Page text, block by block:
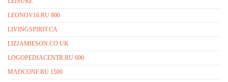
LEONOV16.RU 800
LIVINGSPIRIT.CA
LIZJAMIESON.CO.UK
LOGOPEDIACENTR.RU 600
MADCONF.RU 1500